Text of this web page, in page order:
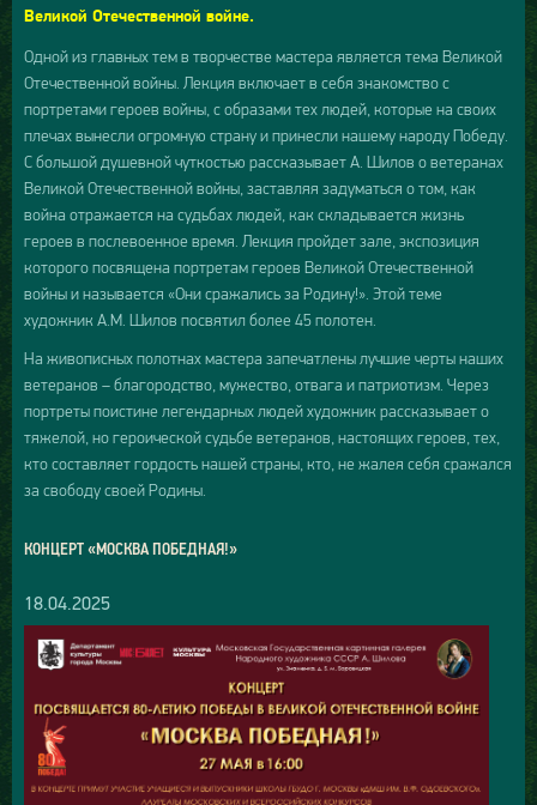
Великой Отечественной войне.
Одной из главных тем в творчестве мастера является тема Великой
Отечественной войны. Лекция включает в себя знакомство с
портретами героев войны, с образами тех людей, которые на своих
плечах вынесли огромную страну и принесли нашему народу Победу.
С большой душевной чуткостью рассказывает А. Шилов о ветеранах
Великой Отечественной войны, заставляя задуматься о том, как
война отражается на судьбах людей, как складывается жизнь
героев в послевоенное время. Лекция пройдет зале, экспозиция
которого посвящена портретам героев Великой Отечественной
войны и называется «Они сражались за Родину!». Этой теме
художник А.М. Шилов посвятил более 45 полотен.
На живописных полотнах мастера запечатлены лучшие черты наших
ветеранов – благородство, мужество, отвага и патриотизм. Через
портреты поистине легендарных людей художник рассказывает о
тяжелой, но героической судьбе ветеранов, настоящих героев, тех,
кто составляет гордость нашей страны, кто, не жалея себя сражался
за свободу своей Родины.
КОНЦЕРТ «МОСКВА ПОБЕДНАЯ!»
18.04.2025